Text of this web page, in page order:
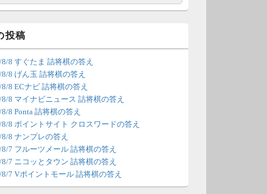
18:54（Dr.N）
の都合が付かないため、7月5
更新は休みます。申し訳あり
ん。
2:12（Dr.N）
びリッチが10：00までメンテ
スとのことなので、本日分の
は難しいかもしれません。
18:45（Dr.N）
投稿
8 すぐたま 詰将棋の答え
8 げん玉 詰将棋の答え
8 ECナビ 詰将棋の答え
8 マイナビニュース 詰将棋の答え
8 Ponta 詰将棋の答え
8/8 ポイントサイト クロスワードの答え
8 ナンプレの答え
7 フルーツメール 詰将棋の答え
7 ニコッとタウン 詰将棋の答え
7 Vポイントモール 詰将棋の答え